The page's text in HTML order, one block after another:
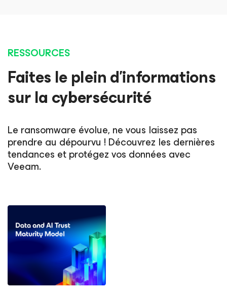
RESSOURCES
Faites le plein d’informations
sur la cybersécurité
Le ransomware évolue, ne vous laissez pas
prendre au dépourvu ! Découvrez les dernières
tendances et protégez vos données avec
Veeam.